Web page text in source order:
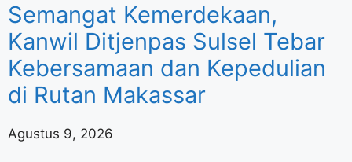
Semangat Kemerdekaan,
Kanwil Ditjenpas Sulsel Tebar
Kebersamaan dan Kepedulian
di Rutan Makassar
Agustus 9, 2026